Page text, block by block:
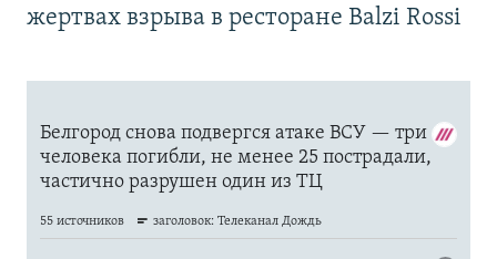
жертвах взрыва в ресторане Balzi Rossi